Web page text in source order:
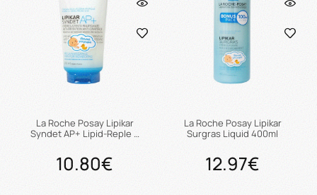
La Roche Posay Lipikar
Syndet AP+ Lipid-Reple …
10.80€
La Roche Posay Lipikar
Surgras Liquid 400ml
12.97€